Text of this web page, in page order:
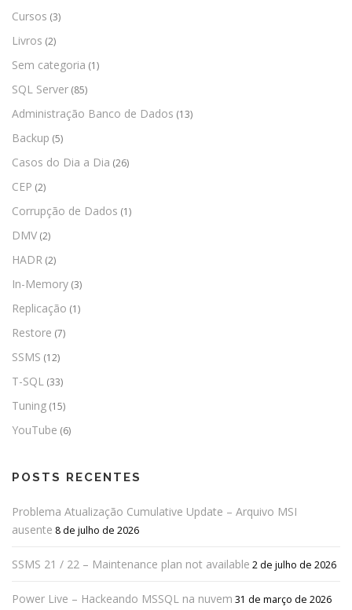
Cursos (3)
Livros (2)
Sem categoria (1)
SQL Server (85)
Administração Banco de Dados (13)
Backup (5)
Casos do Dia a Dia (26)
CEP (2)
Corrupção de Dados (1)
DMV (2)
HADR (2)
In-Memory (3)
Replicação (1)
Restore (7)
SSMS (12)
T-SQL (33)
Tuning (15)
YouTube (6)
POSTS RECENTES
Problema Atualização Cumulative Update – Arquivo MSI
ausente 8 de julho de 2026
SSMS 21 / 22 – Maintenance plan not available 2 de julho de 2026
Power Live – Hackeando MSSQL na nuvem 31 de março de 2026